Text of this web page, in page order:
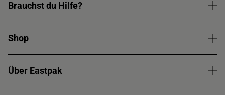
Brauchst du Hilfe?
Shop
Über Eastpak